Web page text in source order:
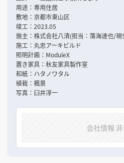
用途：専用住居
敷地：京都市東山区
竣工：2023.05
施主：株式会社八清(担当：落海達也/現
施工：丸忠アーキビルド
照明計画：ModuleX
置き家具：秋友家具製作室
和紙：ハタノワタル
植栽：楓景
写真：臼井淳一
会社情報